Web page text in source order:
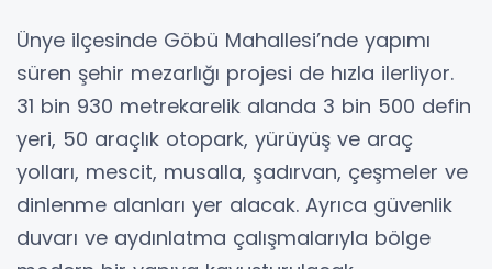
Ünye ilçesinde Göbü Mahallesi’nde yapımı
süren şehir mezarlığı projesi de hızla ilerliyor.
31 bin 930 metrekarelik alanda 3 bin 500 defin
yeri, 50 araçlık otopark, yürüyüş ve araç
yolları, mescit, musalla, şadırvan, çeşmeler ve
dinlenme alanları yer alacak. Ayrıca güvenlik
duvarı ve aydınlatma çalışmalarıyla bölge